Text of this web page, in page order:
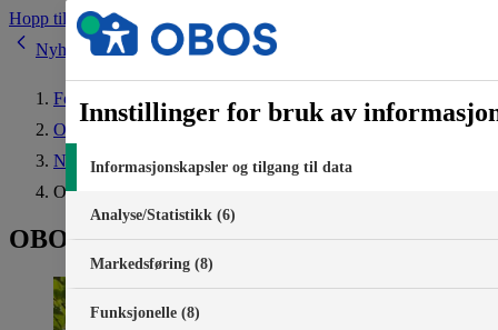
Hopp til innhold
Nyheter
Forside
Om OBOS
Nyheter
OBOS-prisene fortsetter opp
OBOS-prisene fortsetter opp
Innstillinger for bruk av
Informasjonskapsler og tilgang til data
Analyse/Statistikk (6)
Markedsføring (8)
Funksjonelle (8)